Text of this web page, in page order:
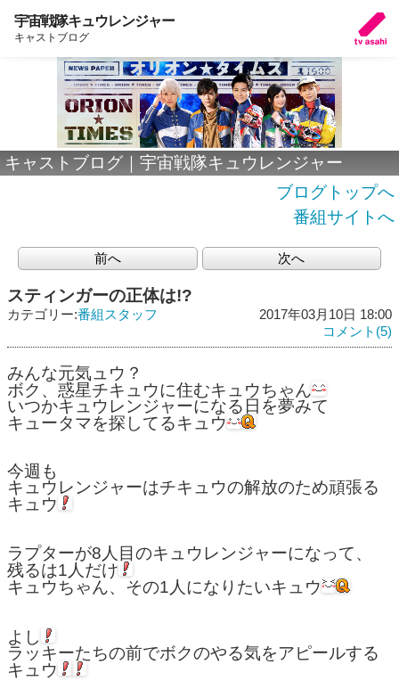
宇宙戦隊キュウレンジャー
キャストブログ
キャストブログ｜宇宙戦隊キュウレンジャー
ブログトップへ
番組サイトへ
前へ 次へ
スティンガーの正体は!?
カテゴリー:番組スタッフ
2017年03月10日 18:00
コメント(5)
みんな元気ュウ？
ボク、惑星チキュウに住むキュウちゃん
いつかキュウレンジャーになる日を夢みて
キュータマを探してるキュウ
今週も
キュウレンジャーはチキュウの解放のため頑張る
キュウ
ラプターが8人目のキュウレンジャーになって、
残るは1人だけ
キュウちゃん、その1人になりたいキュウ
よし
ラッキーたちの前でボクのやる気をアピールする
キュウ